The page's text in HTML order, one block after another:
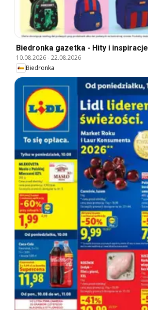
Biedronka gazetka - Hity i inspiracje
10.08.2026-22.08.2026
Biedronka